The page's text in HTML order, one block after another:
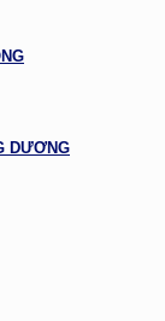
DƯƠNG